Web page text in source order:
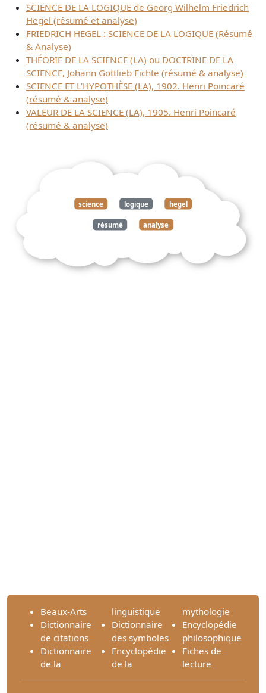
SCIENCE DE LA LOGIQUE de Georg Wilhelm Friedrich
Hegel (résumé et analyse)
FRIEDRICH HEGEL : SCIENCE DE LA LOGIQUE (Résumé
& Analyse)
THÉORIE DE LA SCIENCE (LA) ou DOCTRINE DE LA
SCIENCE, Johann Gottlieb Fichte (résumé & analyse)
SCIENCE ET L’HYPOTHÈSE (LA), 1902. Henri Poincaré
(résumé & analyse)
VALEUR DE LA SCIENCE (LA), 1905. Henri Poincaré
(résumé & analyse)
science logique hegel
résumé analyse
Beaux-Arts
Dictionnaire
de citations
Dictionnaire
de la
linguistique
Dictionnaire
des symboles
Encyclopédie
de la
mythologie
Encyclopédie
philosophique
Fiches de
lecture